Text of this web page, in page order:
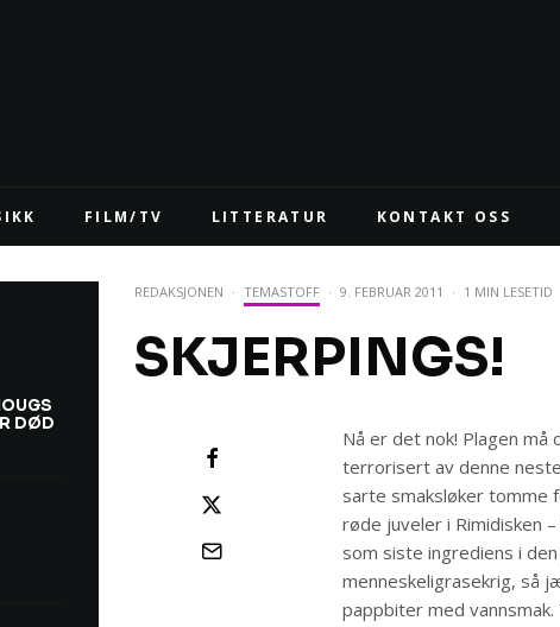
FILM/TV LITTERATUR KONTAKT OSS
REDAKSJONEN · TEMASTOFF · 9. FEBRUAR 2011 · 1 MIN LESETID
SKJERPINGS!
Nå er det nok! Plagen
terrorisert av denne
sarte smaksløker tomme
røde juveler i Rimidisken
som siste ingrediens i
menneskeligrasekrig, så
pappbiter med
DØD